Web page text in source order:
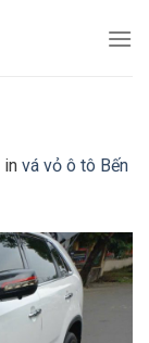
in vá vỏ ô tô Bến